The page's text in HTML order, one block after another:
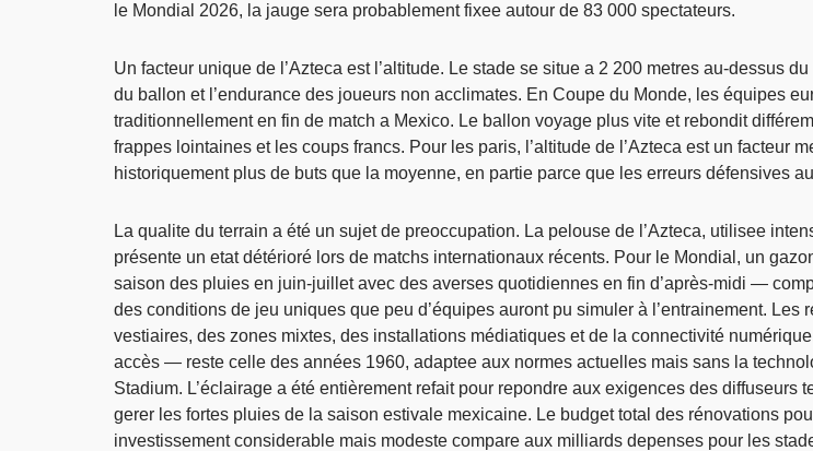
le Mondial 2026, la jauge sera probablement fixee autour de 83 000 spectateurs.
Un facteur unique de l’Azteca est l’altitude. Le stade se situe a 2 200 metres au-dessus
du ballon et l’endurance des joueurs non acclimates. En Coupe du Monde, les équipes
traditionnellement en fin de match a Mexico. Le ballon voyage plus vite et rebondit
frappes lointaines et les coups francs. Pour les paris, l’altitude de l’Azteca est un facteur
historiquement plus de buts que la moyenne, en partie parce que les erreurs défensives
La qualite du terrain a été un sujet de preoccupation. La pelouse de l’Azteca, utilisee
présente un etat détérioré lors de matchs internationaux récents. Pour le Mondial, un
saison des pluies en juin-juillet avec des averses quotidiennes en fin d’après-midi —
des conditions de jeu uniques que peu d’équipes auront pu simuler à l’entrainement.
vestiaires, des zones mixtes, des installations médiatiques et de la connectivité
accès — reste celle des années 1960, adaptee aux normes actuelles mais sans la
Stadium. L’éclairage a été entièrement refait pour repondre aux exigences des
gerer les fortes pluies de la saison estivale mexicaine. Le budget total des rénovations
investissement considerable mais modeste compare aux milliards depenses pour les